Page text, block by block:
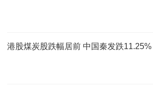
港股煤炭股跌幅居前 中国秦发跌